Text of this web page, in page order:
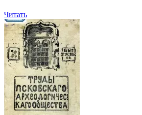
Читать